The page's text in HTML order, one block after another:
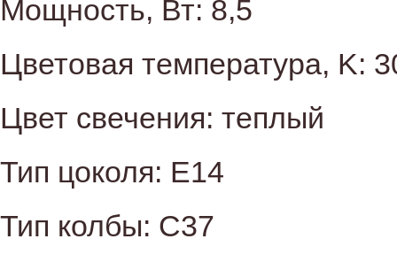
Мощность, Вт: 8,5
Цветовая температура, K:
Цвет cвечения: теплый
Тип цоколя: Е14
Тип колбы: C37